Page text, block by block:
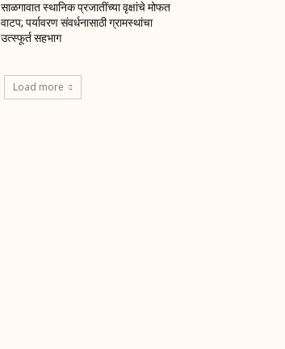
साळगावात स्थानिक प्रजातींच्या वृक्षांचे मोफत
वाटप; पर्यावरण संवर्धनासाठी ग्रामस्थांचा
उत्स्फूर्त सहभाग
Load more